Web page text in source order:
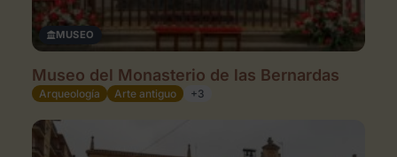
MUSEO
Museo del Monasterio de las Bernardas
Arqueología Arte antiguo +3